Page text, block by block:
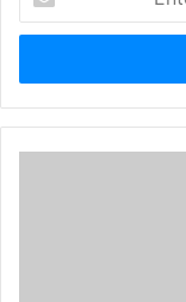
t
r
y